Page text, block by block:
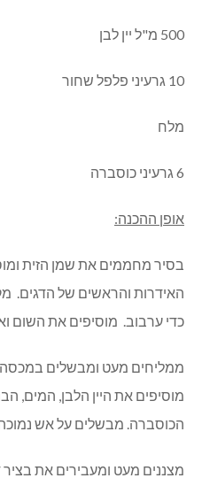
500 מ"ל יין לבן
10 גרעיני פלפל שחור
מלח
6 גרעיני כוסברה
אופן ההכנה:
בסיר מחממים את שמן הזית
האידרות והראשים של הדגים.
כדי ערבוב. מוסיפים את השום
מוסיפים את היין הלבן, המים,
הכוסברה. מבשלים על אש נמוכה כ-50
מצננים מעט ומעבירים את